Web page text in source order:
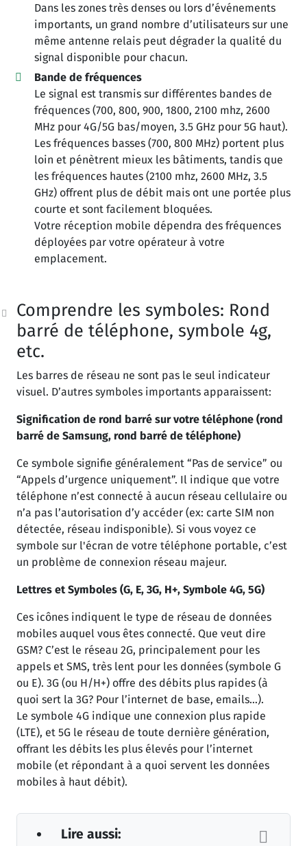
Dans les zones très denses ou lors d’événements
importants, un grand nombre d’utilisateurs sur une
même antenne relais peut dégrader la qualité du
signal disponible pour chacun.
Bande de fréquences
Le signal est transmis sur différentes bandes de
fréquences (700, 800, 900, 1800, 2100 mhz, 2600
MHz pour 4G/5G bas/moyen, 3.5 GHz pour 5G haut).
Les fréquences basses (700, 800 MHz) portent plus
loin et pénètrent mieux les bâtiments, tandis que
les fréquences hautes (2100 mhz, 2600 MHz, 3.5
GHz) offrent plus de débit mais ont une portée plus
courte et sont facilement bloquées.
Votre réception mobile dépendra des fréquences
déployées par votre opérateur à votre
emplacement.
Comprendre les symboles: Rond
barré de téléphone, symbole 4g,
etc.
Les barres de réseau ne sont pas le seul indicateur
visuel. D’autres symboles importants apparaissent:
Signification de rond barré sur votre téléphone (rond
barré de Samsung, rond barré de téléphone)
Ce symbole signifie généralement “Pas de service” ou
“Appels d’urgence uniquement”. Il indique que votre
téléphone n’est connecté à aucun réseau cellulaire ou
n’a pas l’autorisation d’y accéder (ex: carte SIM non
détectée, réseau indisponible). Si vous voyez ce
symbole sur l'écran de votre téléphone portable, c’est
un problème de connexion réseau majeur.
Lettres et Symboles (G, E, 3G, H+, Symbole 4G, 5G)
Ces icônes indiquent le type de réseau de données
mobiles auquel vous êtes connecté. Que veut dire
GSM? C’est le réseau 2G, principalement pour les
appels et SMS, très lent pour les données (symbole G
ou E). 3G (ou H/H+) offre des débits plus rapides (à
quoi sert la 3G? Pour l’internet de base, emails…).
Le symbole 4G indique une connexion plus rapide
(LTE), et 5G le réseau de toute dernière génération,
offrant les débits les plus élevés pour l’internet
mobile (et répondant à a quoi servent les données
mobiles à haut débit).
Lire aussi: